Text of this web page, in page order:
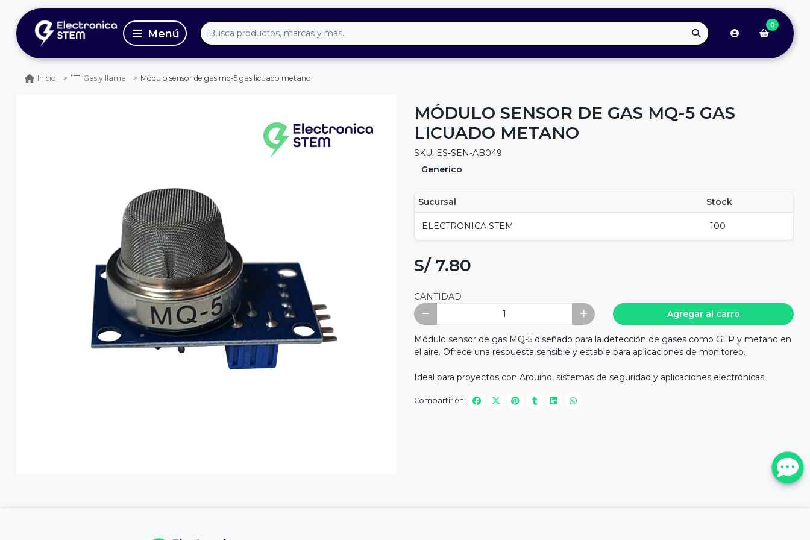
0
Inicio Gas y llama Módulo sensor de gas mq-5 gas licuado metano
MÓDULO SENSOR DE GAS MQ-5 GAS
LICUADO METANO
SKU: ES-SEN-AB049
Generico
Sucursal Stock
ELECTRONICA STEM 100
S/ 7.80
CANTIDAD
Agregar al carro
Módulo sensor de gas MQ-5 diseñado para la detección de gases como GLP y metano en
el aire. Ofrece una respuesta sensible y estable para aplicaciones de monitoreo.
Ideal para proyectos con Arduino, sistemas de seguridad y aplicaciones electrónicas.
Compartir en: